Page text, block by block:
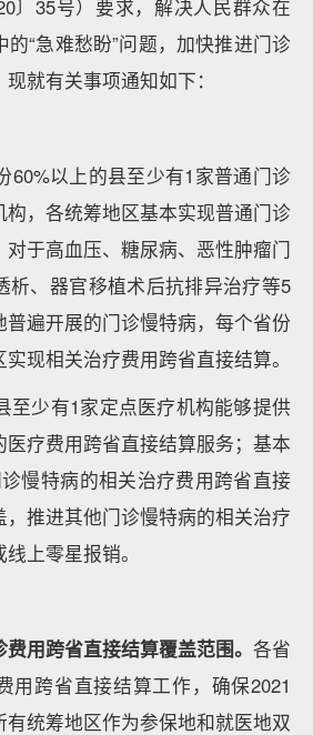
〕35号）要求，解决人民群众在
“急难愁盼”问题，加快推进门诊
就有关事项通知如下：
60%以上的县至少有1家普通门诊
构，各统筹地区基本实现普通门诊
于高血压、糖尿病、恶性肿瘤门
析、器官移植术后抗排异治疗等5
遍开展的门诊慢特病，每个省份
现相关治疗费用跨省直接结算。
至少有1家定点医疗机构能够提供
疗费用跨省直接结算服务；基本
慢特病的相关治疗费用跨省直接
推进其他门诊慢特病的相关治疗
上零星报销。
费用跨省直接结算覆盖范围。 各省
用跨省直接结算工作，确保2021
统筹地区作为参保地和就医地双